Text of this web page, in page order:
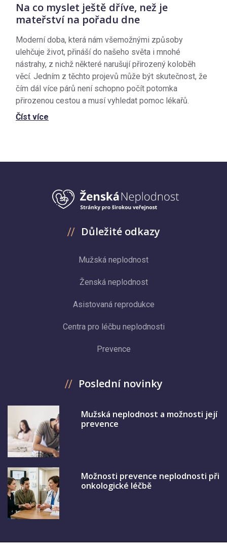
Na co myslet ještě dříve, než je
mateřství na pořadu dne
Moderní doba, která nám všemožnými způsoby
ulehčuje život, přináší do našeho světa i mnohé
nástrahy, z nichž některé narušují přirozený koloběh
věcí. Jedním z těchto projevů může být skutečnost, že
čím dál více párů není schopno počít potomka
přirozenou cestou a musí vyhledat pomoc lékařů.
Číst více
Důležité odkazy
Mužská neplodnost
Ženská neplodnost
Asistovaná reprodukce
Centra pro léčbu neplodnosti
Prevence
Poslední novinky
Mužská neplodnost a možnosti její
prevence
Možnosti prevence neplodnosti při
onkologické léčbě